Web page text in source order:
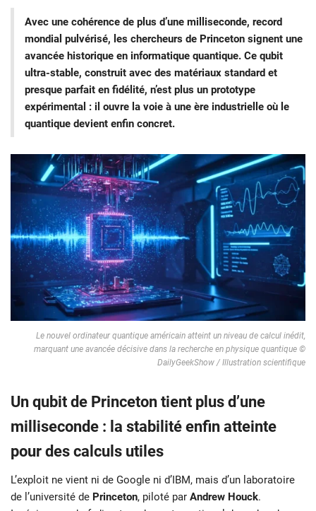
Avec une cohérence de plus d’une milliseconde, record
mondial pulvérisé, les chercheurs de Princeton signent une
avancée historique en informatique quantique. Ce qubit
ultra-stable, construit avec des matériaux standard et
presque parfait en fidélité, n’est plus un prototype
expérimental : il ouvre la voie à une ère industrielle où le
quantique devient enfin concret.
Le nouvel ordinateur quantique américain atteint un niveau de calcul inédit,
marquant une avancée décisive dans la recherche en physique quantique ©
DailyGeekShow / Illustration scientifique
Un qubit de Princeton tient plus d’une
milliseconde : la stabilité enfin atteinte
pour des calculs utiles
L’exploit ne vient ni de Google ni d’IBM, mais d’un laboratoire
de l’université de Princeton, piloté par Andrew Houck.